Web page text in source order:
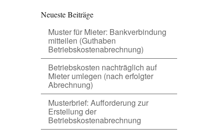
Neueste Beiträge
Muster für Mieter: Bankverbindung
mitteilen (Guthaben
Betriebskostenabrechnung)
Betriebskosten nachträglich auf
Mieter umlegen (nach erfolgter
Abrechnung)
Musterbrief: Aufforderung zur
Erstellung der
Betriebskostenabrechnung